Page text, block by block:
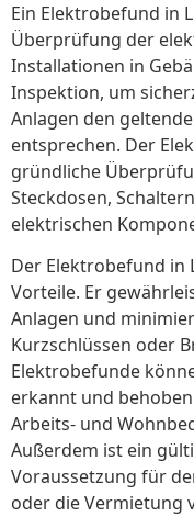
Ein Elektrobefund in
Überprüfung der
Installationen in
Inspektion, um
Anlagen den
entsprechen. Der
gründliche
Steckdosen,
elektrischen
Der Elektrobefund in
Vorteile. Er
Anlagen und
Kurzschlüssen oder
Elektrobefunde
erkannt und
Arbeits- und
Außerdem ist ein
Voraussetzung für
oder die Vermietung